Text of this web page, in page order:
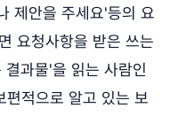
제안을 주세요'등의 요
요청사항을 받은 쓰는
과물'을 읽는 사람인
편적으로 알고 있는 보